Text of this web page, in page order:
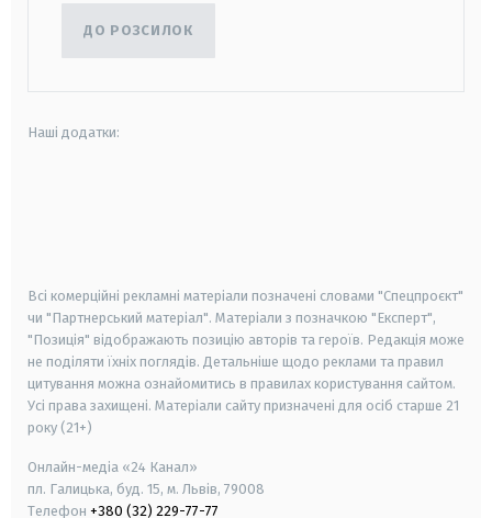
ДО РОЗСИЛОК
Наші додатки:
Всі комерційні рекламні матеріали позначені словами "Спецпроєкт"
чи "Партнерський матеріал". Матеріали з позначкою "Експерт",
"Позиція" відображають позицію авторів та героїв. Редакція може
не поділяти їхніх поглядів. Детальніше щодо реклами та правил
цитування можна ознайомитись в правилах користування сайтом.
Усі права захищені. Матеріали сайту призначені для осіб старше 21
року (21+)
Онлайн-медіа «24 Канал»
пл. Галицька, буд. 15, м. Львів, 79008
Телефон +380 (32) 229-77-77